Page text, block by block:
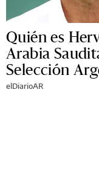
Quién es
Arabia
Selección
elDiarioAR